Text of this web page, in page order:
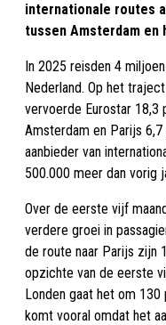
internationale routes
tussen Amsterdam en
In 2025 reisden 4
Nederland. Op het
vervoerde Eurostar 18,3
Amsterdam en Parijs
aanbieder van
500.000 meer dan vorig
Over de eerste vijf
verdere groei in
de route naar Parijs zijn
opzichte van de eerste
Londen gaat het om
komt vooral omdat het